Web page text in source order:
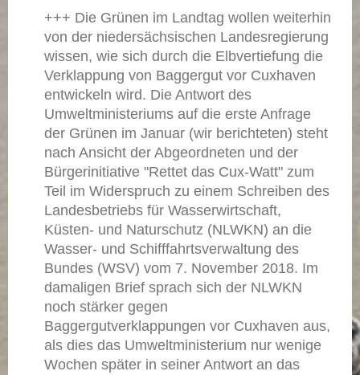
+++ Die Grünen im Landtag wollen weiterhin
von der niedersächsischen Landesregierung
wissen, wie sich durch die Elbvertiefung die
Verklappung von Baggergut vor Cuxhaven
entwickeln wird. Die Antwort des
Umweltministeriums auf die erste Anfrage
der Grünen im Januar (wir berichteten) steht
nach Ansicht der Abgeordneten und der
Bürgerinitiative "Rettet das Cux-Watt" zum
Teil im Widerspruch zu einem Schreiben des
Landesbetriebs für Wasserwirtschaft,
Küsten- und Naturschutz (NLWKN) an die
Wasser- und Schifffahrtsverwaltung des
Bundes (WSV) vom 7. November 2018. Im
damaligen Brief sprach sich der NLWKN
noch stärker gegen
Baggergutverklappungen vor Cuxhaven aus,
als dies das Umweltministerium nur wenige
Wochen später in seiner Antwort an das